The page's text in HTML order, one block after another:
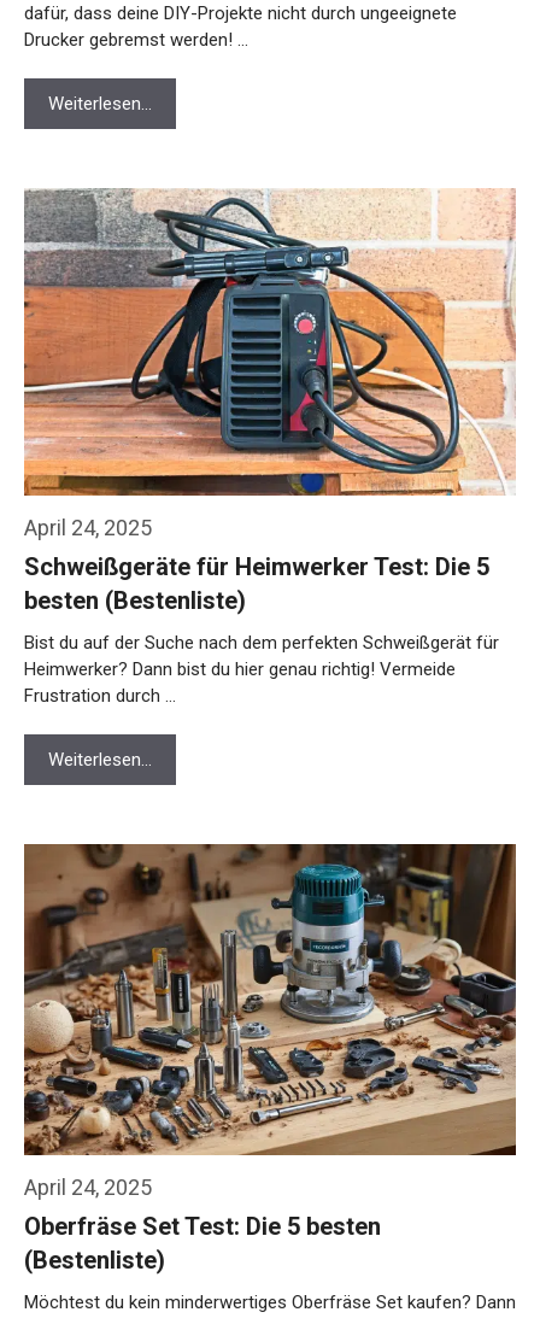
dafür, dass deine DIY-Projekte nicht durch ungeeignete
Drucker gebremst werden! …
Weiterlesen…
April 24, 2025
Schweißgeräte für Heimwerker Test: Die 5
besten (Bestenliste)
Bist du auf der Suche nach dem perfekten Schweißgerät für
Heimwerker? Dann bist du hier genau richtig! Vermeide
Frustration durch …
Weiterlesen…
April 24, 2025
Oberfräse Set Test: Die 5 besten
(Bestenliste)
Möchtest du kein minderwertiges Oberfräse Set kaufen? Dann